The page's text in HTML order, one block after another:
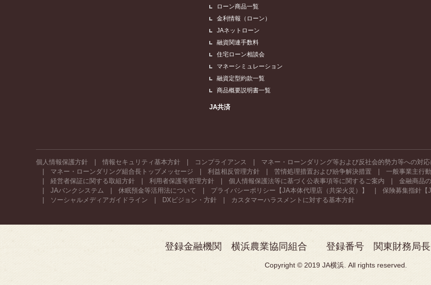
ローン商品一覧
金利情報（ローン）
JAネットローン
融資関連手数料
住宅ローン相談会
マネーシミュレーション
融資定型約款一覧
商品概要説明書一覧
JA共済
個人情報保護方針 情報セキュリティ基本方針 コンプライアンス
マネー・ローンダリング等および反社会的勢力等への対
マネー・ローンダリング組合長トップメッセージ
利益相反管理方針 苦情処理措置および紛争解決措置 一般事業主行
経営者保証に関する取組方針
利用者保護等管理方針 個人情報保護法等に基づく公表事項等に関するご案内
金融商品
JAバンクシステム
休眠預金等活用法について プライバシーポリシー【JA本体代理店（共栄火災）】 保険募集指針【
ソーシャルメディアガイドライン
DXビジョン・方針 カスタマーハラスメントに対する基本方針
登録金融機関 横浜農業協同組合 登録番号 関東財務局長
Copyright © 2019 JA横浜. All rights reserved.